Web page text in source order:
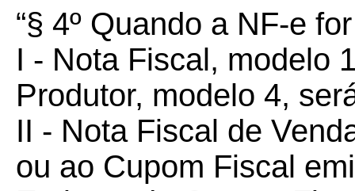
“§ 4º Quando a NF-e
I - Nota Fiscal, modelo
Produtor, modelo 4,
II - Nota Fiscal de
ou ao Cupom Fiscal